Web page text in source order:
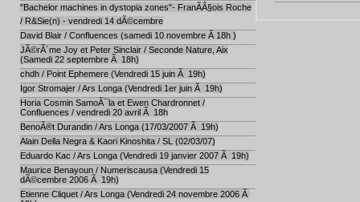
"Bachelor machines in dystopia zones"- FranÃÂ§ois Roche
/ R&Sie(n) - vendredi 14 dÃ©cembre
David Blair / Confluences (samedi 10 novembre Ã 18h )
JÃ©rÃ´me Joy et Peter Sinclair / Seconde Nature, Aix
(Samedi 22 septembre Ã 18h)
chdh / Point Ephemere (Vendredi 15 juin Ã 19h)
Igor Stromajer / Ars Longa (Vendredi 1er juin Ã 19h)
Horia Cosmin SamoÃ¯la et Ewen Chardronnet /
Confluences / vendredi 20 avril Ã 18h
BenoÃ®t Durandin / Ars Longa (17/03/2007 Ã 19h)
Alain Della Negra & Kaori Kinoshita / SL (02/03/07)
Eduardo Kac / Ars Longa (Vendredi 19 janvier 2007 Ã 19h)
Maurice Benayoun / Numeriscausa (Vendredi 15
dÃ©cembre 2006 Ã 19h)
Etienne Cliquet / Ars Longa (Vendredi 24 novembre 2006 Ã